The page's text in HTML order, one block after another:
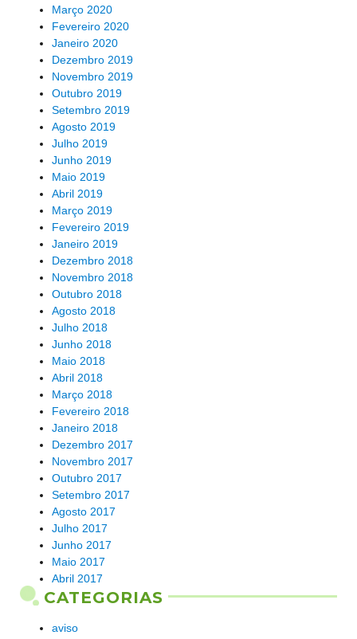
Março 2020
Fevereiro 2020
Janeiro 2020
Dezembro 2019
Novembro 2019
Outubro 2019
Setembro 2019
Agosto 2019
Julho 2019
Junho 2019
Maio 2019
Abril 2019
Março 2019
Fevereiro 2019
Janeiro 2019
Dezembro 2018
Novembro 2018
Outubro 2018
Agosto 2018
Julho 2018
Junho 2018
Maio 2018
Abril 2018
Março 2018
Fevereiro 2018
Janeiro 2018
Dezembro 2017
Novembro 2017
Outubro 2017
Setembro 2017
Agosto 2017
Julho 2017
Junho 2017
Maio 2017
Abril 2017
CATEGORIAS
aviso